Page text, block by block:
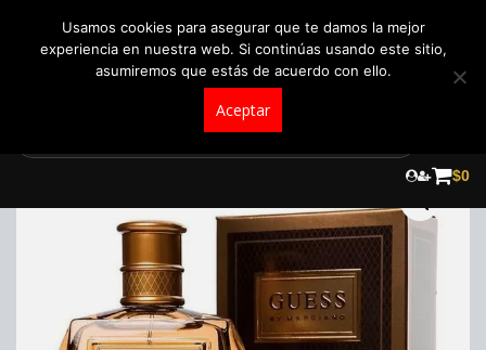
$0
Usamos cookies para asegurar que te damos la mejor
experiencia en nuestra web. Si continúas usando este sitio,
asumiremos que estás de acuerdo con ello.
Aceptar